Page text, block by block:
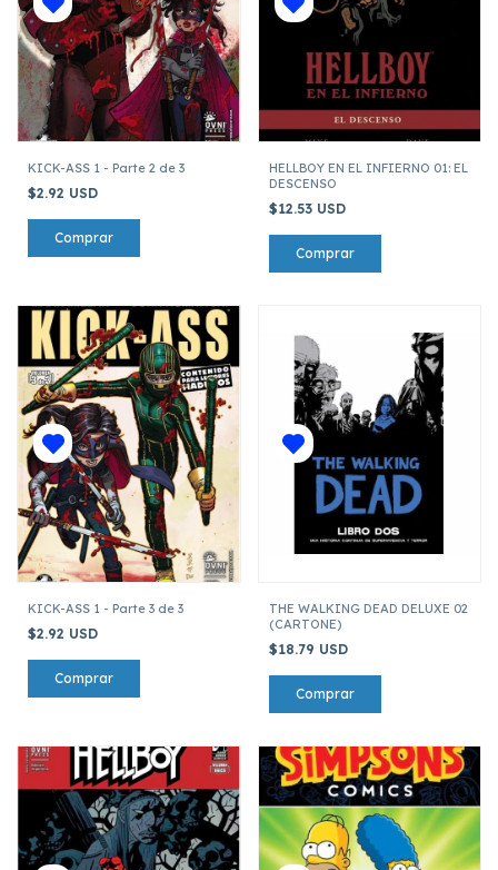
KICK-ASS 1 - Parte 2 de 3
$2.92 USD
HELLBOY EN EL INFIERNO 01: EL
DESCENSO
$12.53 USD
KICK-ASS 1 - Parte 3 de 3
$2.92 USD
THE WALKING DEAD DELUXE 02
(CARTONE)
$18.79 USD